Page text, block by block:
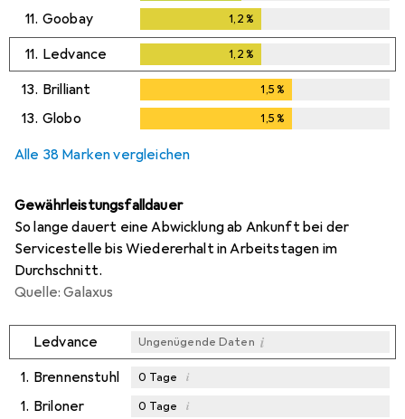
11. Goobay 1,2%
11. Ledvance 1,2%
13. Brilliant 1,5%
13. Globo 1,5%
Alle 38 Marken vergleichen
Gewährleistungsfalldauer
So lange dauert eine Abwicklung ab Ankunft bei der
Servicestelle bis Wiedererhalt in Arbeitstagen im
Durchschnitt.
Quelle: Galaxus
Ledvance Ungenügende Daten i
1. Brennenstuhl 0 Tage i
1. Briloner 0 Tage i